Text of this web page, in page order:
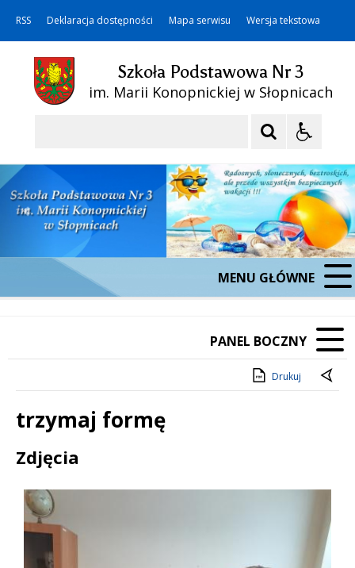
RSS Deklaracja dostępności Mapa serwisu Wersja tekstowa
Szkoła Podstawowa Nr 3
im. Marii Konopnickiej w Słopnicach
MENU GŁÓWNE
PANEL BOCZNY
Drukuj
trzymaj formę
Treść
Zdjęcia